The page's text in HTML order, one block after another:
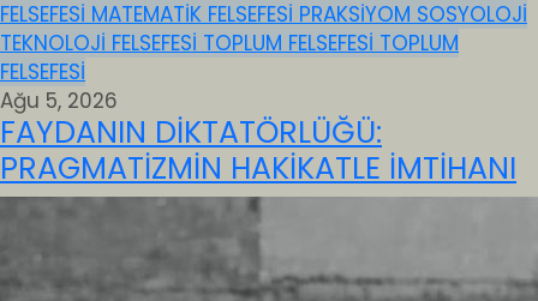
FELSEFESİ MATEMATİK FELSEFESİ PRAKSİYOM SOSYOLOJİ
TEKNOLOJİ FELSEFESİ TOPLUM FELSEFESİ TOPLUM
FELSEFESİ
Ağu 5, 2026
FAYDANIN DİKTATÖRLÜĞÜ:
PRAGMATİZMİN HAKİKATLE İMTİHANI